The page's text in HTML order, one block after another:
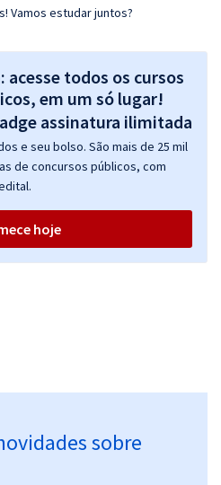
Vamos estudar juntos?
todos os cursos
em um só lugar!
e seu bolso. São mais de 25 mil
de concursos públicos, com
hoje
sobre